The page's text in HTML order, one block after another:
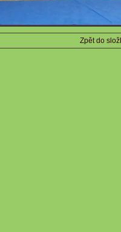
Zpět do